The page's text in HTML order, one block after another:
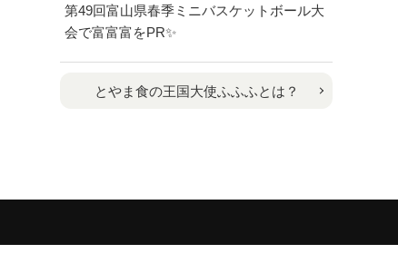
第49回富山県春季ミニバスケットボール大
会で富富富をPR✨
とやま食の王国大使ふふふとは？